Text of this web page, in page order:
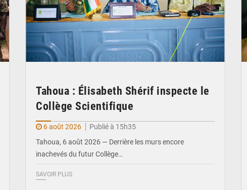
Tahoua : Élisabeth Shérif inspecte le
Collège Scientifique
6 août 2026
Publié à 15h35
Tahoua, 6 août 2026 — Derrière les murs encore
inachevés du futur Collège…
SAVOIR PLUS